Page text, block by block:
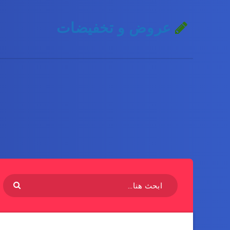
عروض و تخفيضات